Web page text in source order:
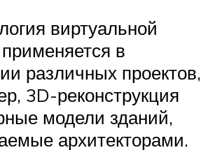
виртуальной
в
различных проектов,
3D-реконструкция
модели зданий,
архитекторами.